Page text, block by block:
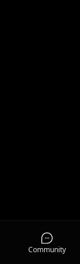
Community